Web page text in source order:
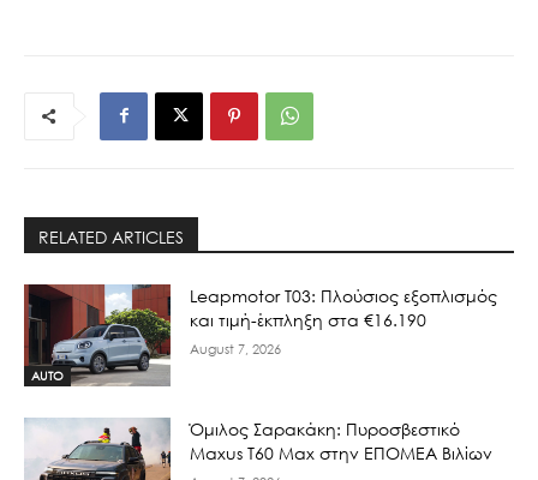
RELATED ARTICLES
AUTO
Leapmotor T03: Πλούσιος εξοπλισμός
και τιμή-έκπληξη στα €16.190
August 7, 2026
Όμιλος Σαρακάκη: Πυροσβεστικό
Maxus T60 Max στην ΕΠΟΜΕΑ Βιλίων